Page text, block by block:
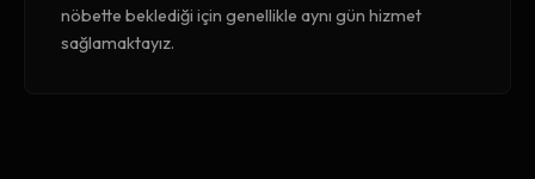
nöbette beklediği için genellikle aynı gün hizmet
sağlamaktayız.